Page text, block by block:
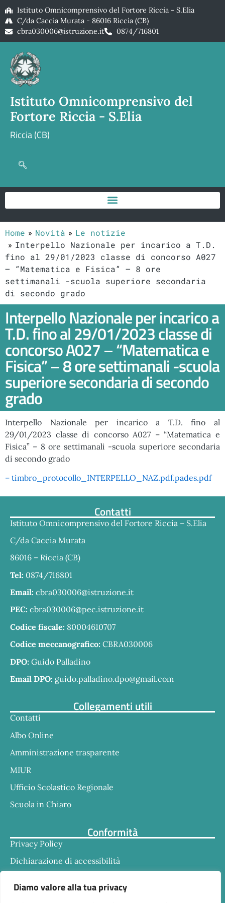
Diamo valore alla tua privacy
Istituto Omnicomprensivo del Fortore Riccia - S.Elia
C/da Caccia Murata - 86016 Riccia (CB)
cbra030006@istruzione.it
0874/716801
Istituto Omnicomprensivo del
Fortore Riccia - S.Elia
Riccia (CB)
Home Novità
Le notizie
Interpello Nazionale per incarico a T.D.
fino al 29/01/2023 classe di concorso A027
– “Matematica e Fisica” – 8 ore
settimanali -scuola superiore secondaria
di secondo grado
Interpello Nazionale per incarico a
T.D. fino al 29/01/2023 classe di
concorso A027 – “Matematica e
Fisica” – 8 ore settimanali -scuola
superiore secondaria di secondo
grado
Interpello Nazionale per incarico a T.D. fino al
29/01/2023 classe di concorso A027 – “Matematica e
Fisica” – 8 ore settimanali -scuola superiore secondaria
di secondo grado
– timbro_protocollo_INTERPELLO_NAZ.pdf.pades.pdf
Contatti
Istituto Omnicomprensivo del Fortore Riccia – S.Elia
C/da Caccia Murata
86016 – Riccia (CB)
Tel: 0874/716801
Email: cbra030006@istruzione.it
PEC: cbra030006@pec.istruzione.it
Codice fiscale: 80004610707
Codice meccanografico: CBRA030006
DPO: Guido Palladino
Email DPO: guido.palladino.dpo@gmail.com
Collegamenti utili
Contatti
Albo Online
Amministrazione trasparente
MIUR
Ufficio Scolastico Regionale
Scuola in Chiaro
Conformità
Privacy Policy
Dichiarazione di accessibilità